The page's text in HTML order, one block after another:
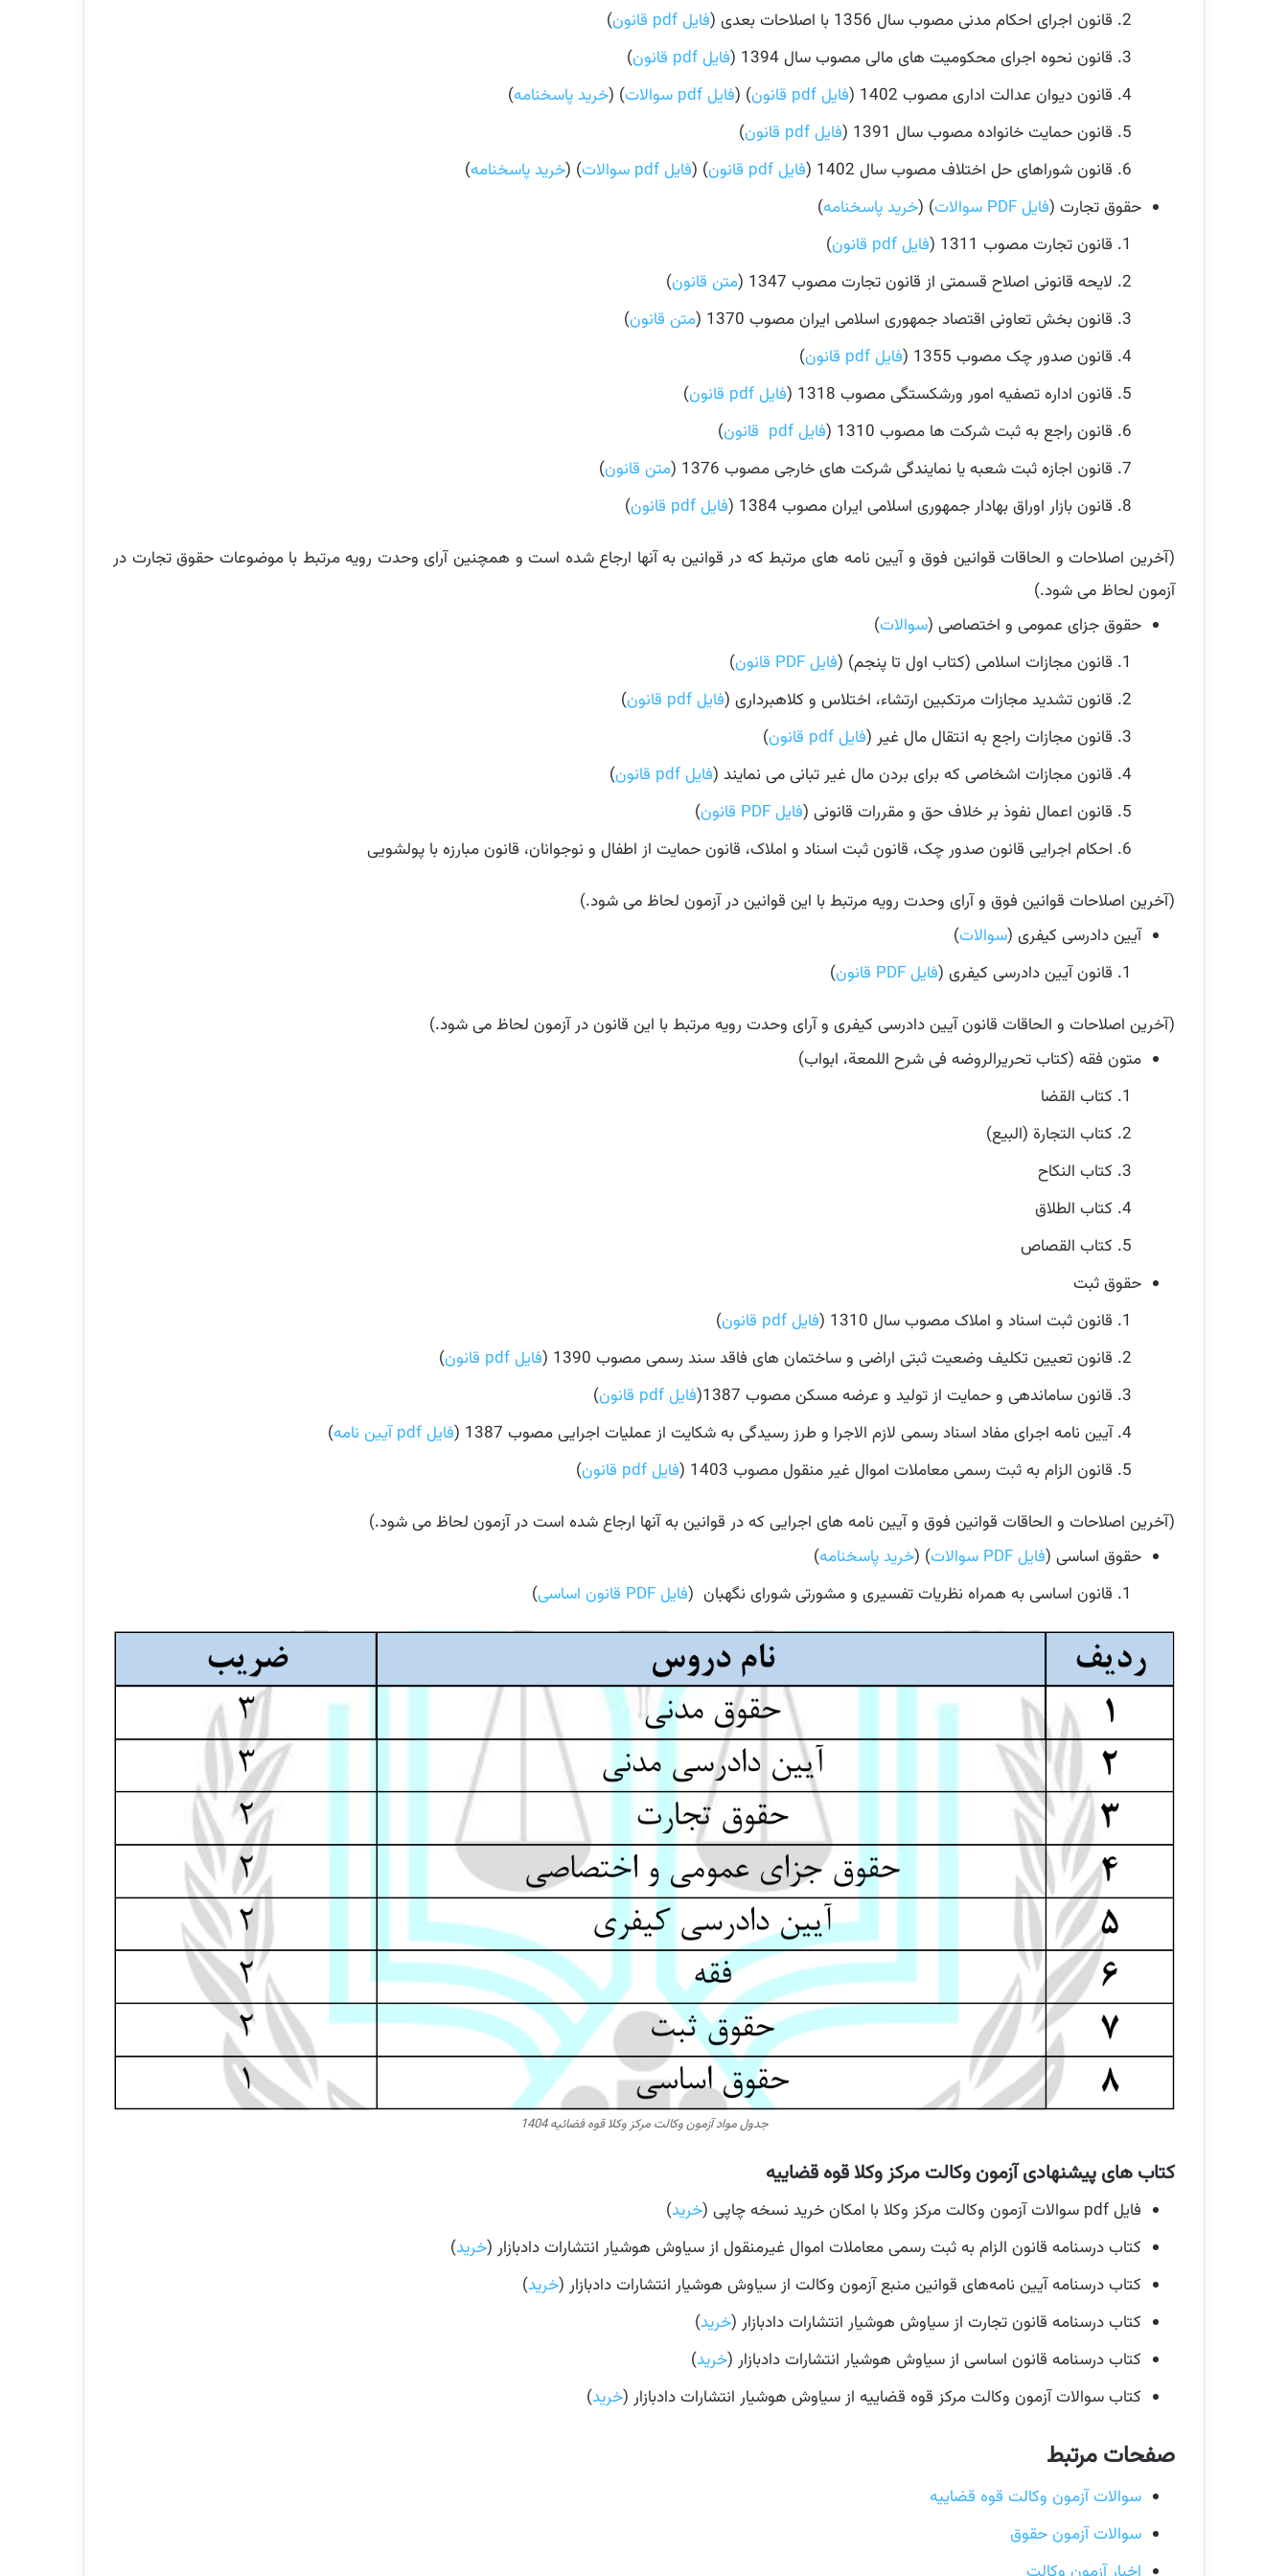
قانون اجرای احکام مدنی مصوب سال 1356 با اصلاحات بعدی ( فایل pdf قانون
)
قانون نحوه اجرای محکومیت های مالی مصوب سال 1394 (
فایل pdf قانون
)
قانون دیوان عدالت اداری مصوب 1402 (
فایل pdf قانون ) (فایل pdf سوالات ) (خرید پاسخنامه)
قانون حمایت خانواده مصوب سال 1391 (
فایل pdf قانون
)
قانون شوراهای حل اختلاف مصوب سال 1402 (
فایل pdf قانون ) (فایل pdf سوالات ) (خرید پاسخنامه)
حقوق تجارت (فایل PDF سوالات ) (خرید پاسخنامه)
قانون تجارت مصوب 1311 (
فایل pdf قانون
)
لایحه قانونی اصلاح قسمتی از قانون تجارت مصوب 1347 (
متن قانون)
قانون بخش تعاونی اقتصاد جمهوری اسلامی ایران مصوب 1370 (
متن قانون)
قانون صدور چک مصوب 1355 (
فایل pdf قانون
)
قانون اداره تصفیه امور ورشکستگی مصوب 1318 (
فایل pdf قانون
)
قانون راجع به ثبت شرکت ها مصوب 1310 (
فایل pdf قانون
)
قانون اجازه ثبت شعبه یا نمایندگی شرکت های خارجی مصوب 1376 (
متن قانون)
قانون بازار اوراق بهادار جمهوری اسلامی ایران مصوب 1384 (
فایل pdf قانون )
(آخرین اصلاحات و الحاقات قوانین فوق و آیین نامه های مرتبط که در قوانین به آنها ارجاع شده است و همچنین آرای وحدت رویه مرتبط با موضوعات حقوق تجارت در
آزمون لحاظ می شود.)
حقوق جزای عمومی و اختصاصی (سوالات)
قانون مجازات اسلامی (کتاب اول تا پنجم) (فایل PDF قانون
)
قانون تشدید مجازات مرتکبین ارتشاء، اختلاس و کلاهبرداری (فایل pdf قانون
)
قانون مجازات راجع به انتقال مال غیر (فایل pdf قانون
)
قانون مجازات اشخاصی که برای بردن مال غیر تبانی می نمایند (فایل pdf قانون
)
قانون اعمال نفوذ بر خلاف حق و مقررات قانونی (فایل PDF قانون
)
احکام اجرایی قانون صدور چک، قانون ثبت اسناد و املاک، قانون حمایت از اطفال و نوجوانان، قانون مبارزه با پولشویی
(آخرین اصلاحات قوانین فوق و آرای وحدت رویه مرتبط با این قوانین در آزمون لحاظ می شود.)
آیین دادرسی کیفری (سوالات)
قانون آیین دادرسی کیفری (فایل PDF قانون )
(آخرین اصلاحات و الحاقات قانون آیین دادرسی کیفری و آرای وحدت رویه مرتبط با این قانون در آزمون لحاظ می شود.)
متون فقه (کتاب تحریرالروضه فی شرح اللمعة، ابواب)
کتاب القضا
کتاب التجارة (البیع)
کتاب النکاح
کتاب الطلاق
کتاب القصاص
حقوق ثبت
قانون ثبت اسناد و املاک مصوب سال 1310 (
فایل pdf قانون
)
قانون تعیین تکلیف وضعیت ثبتی اراضی و ساختمان های فاقد سند رسمی مصوب 1390 (
فایل pdf قانون
)
قانون ساماندهی و حمایت از تولید و عرضه مسکن مصوب 1387(
فایل pdf قانون
)
آیین نامه اجرای مفاد اسناد رسمی لازم الاجرا و طرز رسیدگی به شکایت از عملیات اجرایی مصوب 1387 (
فایل pdf آیین نامه
)
قانون الزام به ثبت رسمی معاملات اموال غیر منقول مصوب 1403 (
فایل pdf قانون )
(آخرین اصلاحات و الحاقات قوانین فوق و آیین نامه های اجرایی که در قوانین به آنها ارجاع شده است در آزمون لحاظ می شود.)
حقوق اساسی (فایل PDF سوالات ) (خرید پاسخنامه)
قانون اساسی به همراه نظریات تفسیری و مشورتی شورای نگهبان (فایل PDF قانون اساسی )
جدول مواد آزمون وکالت مرکز وکلا قوه فضائیه 1404
کتاب های پیشنهادی آزمون وکالت مرکز وکلا قوه قضاییه
فایل pdf سوالات آزمون وکالت مرکز وکلا با امکان خرید نسخه چاپی ( خرید)
کتاب درسنامه قانون الزام به ثبت رسمی معاملات اموال غیرمنقول از سیاوش هوشیار انتشارات دادبازار (خرید)
کتاب درسنامه آیین‌ نامه‌های قوانین منبع آزمون وکالت از سیاوش هوشیار انتشارات دادبازار (خرید)
کتاب درسنامه قانون تجارت از سیاوش هوشیار انتشارات دادبازار (خرید)
کتاب درسنامه قانون اساسی از سیاوش هوشیار انتشارات دادبازار (خرید)
کتاب سوالات آزمون وکالت مرکز قوه قضاییه از سیاوش هوشیار انتشارات دادبازار (خرید)
صفحات مرتبط
سوالات آزمون وکالت قوه قضاییه
سوالات آزمون حقوق